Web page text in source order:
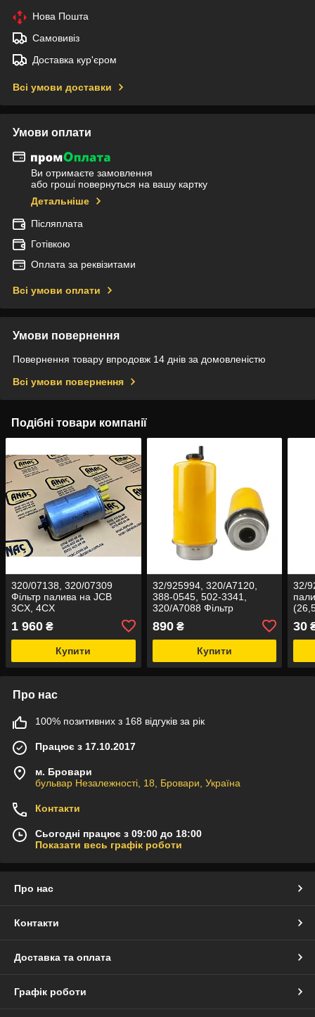
Нова Пошта
Самовивіз
Доставка кур'єром
Всі умови доставки
Умови оплати
Ви отримаєте замовлення
або гроші повернуться на вашу картку
Детальніше
Післяплата
Готівкою
Оплата за реквізитами
Всі умови оплати
Умови повернення
Повернення товару впродовж 14 днів за домовленістю
Всі умови повернення
Подібні товари компанії
320/07138, 320/07309
Фільтр палива на JCB
3CX, 4CX
1 960 ₴
Купити
32/925994, 320/A7120,
388-0545, 502-3341,
320/A7088 Фільтр
паливний 30 mic на JCB
890₴
Купити
32/
30
Про нас
100% позитивних з 168 відгуків за рік
Працює з 17.10.2017
м. Бровари
бульвар Незалежності, 18, Бровари, Україна
Контакти
Сьогодні працює з 09:00 до 18:00
Показати весь графік роботи
Про нас
Контакти
Доставка та оплата
Графік роботи